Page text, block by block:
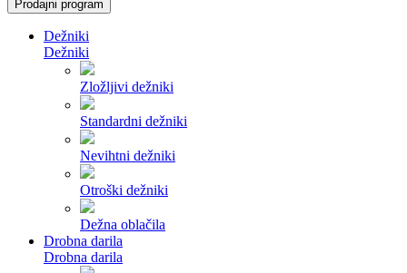
Prodajni program
Dežniki
Dežniki
Zložljivi dežniki
Standardni dežniki
Nevihtni dežniki
Otroški dežniki
Dežna oblačila
Drobna darila
Drobna darila